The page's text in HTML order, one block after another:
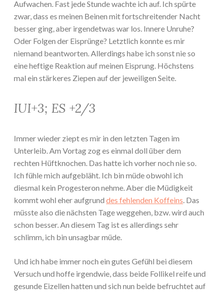
Aufwachen. Fast jede Stunde wachte ich auf. Ich spürte
zwar, dass es meinen Beinen mit fortschreitender Nacht
besser ging, aber irgendetwas war los. Innere Unruhe?
Oder Folgen der Eisprünge? Letztlich konnte es mir
niemand beantworten. Allerdings habe ich sonst nie so
eine heftige Reaktion auf meinen Eisprung. Höchstens
mal ein stärkeres Ziepen auf der jeweiligen Seite.
IUI+3; ES +2/3
Immer wieder ziept es mir in den letzten Tagen im
Unterleib. Am Vortag zog es einmal doll über dem
rechten Hüftknochen. Das hatte ich vorher noch nie so.
Ich fühle mich aufgebläht. Ich bin müde obwohl ich
diesmal kein Progesteron nehme. Aber die Müdigkeit
kommt wohl eher aufgrund des fehlenden Koffeins. Das
müsste also die nächsten Tage weggehen, bzw. wird auch
schon besser. An diesem Tag ist es allerdings sehr
schlimm, ich bin unsagbar müde.
Und ich habe immer noch ein gutes Gefühl bei diesem
Versuch und hoffe irgendwie, dass beide Follikel reife und
gesunde Eizellen hatten und sich nun beide befruchtet auf